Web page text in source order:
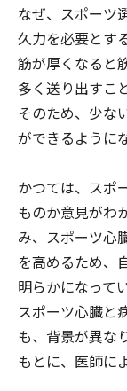
なぜ、スポーツ
久力を必要とす
筋が厚くなると
多く送り出すこ
そのため、少な
ができるように
かつては、スポ
ものか意見がわ
み、スポーツ心
を高めるため、
明らかになって
スポーツ心臓と
も、背景が異な
もとに、医師に